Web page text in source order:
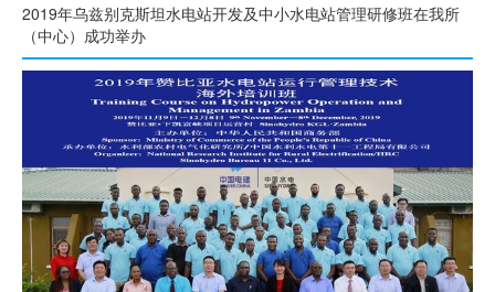
2019年乌兹别克斯坦水电站开发及中小水电站管理研修班在我所
（中心）成功举办